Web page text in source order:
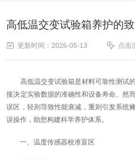
高低温交变试验箱养护的
更新时间：2026-05-13 点击
高低温交变试验箱是材料可靠性测试
接决定实验数据的准确性和设备寿命。然
误区，轻则导致性能衰减，重则引发系统
误操作，助您构建科学养护体系。
一、温度传感器校准盲区